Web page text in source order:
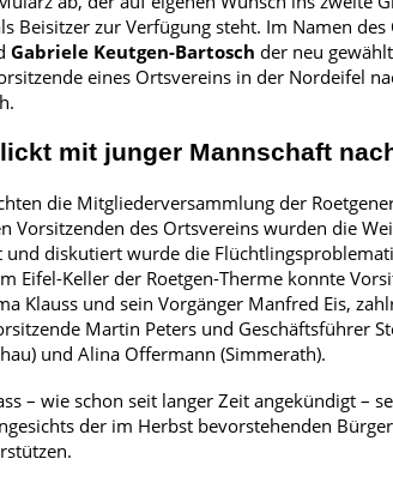
Beisitzer zur Verfügung steht. Im Namen
Gabriele Keutgen-Bartosch der neu
eines Ortsvereins in der Nordeifel
mit junger Mannschaft
die Mitgliederversammlung der
Vorsitzenden des Ortsvereins wurden die
diskutiert wurde die
Eifel-Keller der Roetgen-Therme konnte
und sein Vorgänger Manfred Eis,
Martin Peters und Geschäftsführer
und Alina Offermann (Simmerath).
– wie schon seit langer Zeit angekündigt –
der im Herbst bevorstehenden